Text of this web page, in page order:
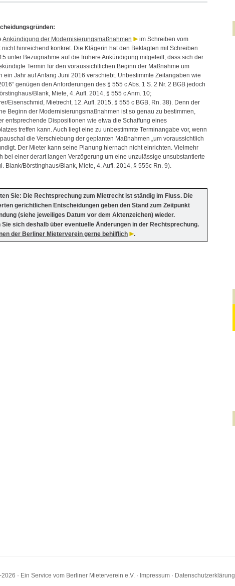
Ankündigung der Modernisierungsmaßnahmen
im Schreiben vom
nicht hinreichend konkret. Die Klägerin hat den Beklagten mit Schreiben
unter Bezugnahme auf die frühere Ankündigung mitgeteilt, dass sich der
Termin für den voraussichtlichen Beginn der Maßnahme um
ein Jahr auf Anfang Juni 2016 verschiebt. Unbestimmte Zeitangaben wie
genügen den Anforderungen des § 555 c Abs. 1 S. 2 Nr. 2 BGB jedoch
Blank, Miete, 4. Aufl. 2014, § 555 c Anm. 10;
Eisenschmid, Mietrecht, 12. Aufl. 2015, § 555 c BGB, Rn. 38). Denn der
Beginn der Modernisierungsmaßnahmen ist so genau zu bestimmen,
entsprechende Dispositionen wie etwa die Schaffung eines
treffen kann. Auch liegt eine zu unbestimmte Terminangabe vor, wenn
die Verschiebung der geplanten Maßnahmen „um voraussichtlich
Der Mieter kann seine Planung hiernach nicht einrichten. Vielmehr
bei einer derart langen Verzögerung um eine unzulässige unsubstantierte
Blank/Börstinghaus/Blank, Miete, 4. Aufl. 2014, § 555c Rn. 9).
Sie: Die Rechtsprechung zum Mietrecht ist ständig im Fluss. Die
gerichtlichen Entscheidungen geben den Stand zum Zeitpunkt
(siehe jeweiliges Datum vor dem Aktenzeichen) wieder.
Sie sich deshalb über eventuelle Änderungen in der Rechtsprechung.
der Berliner Mieterverein gerne behilflich
.
· Ein Service vom Berliner Mieterverein e.V. · Impressum · Datenschutzerklärung